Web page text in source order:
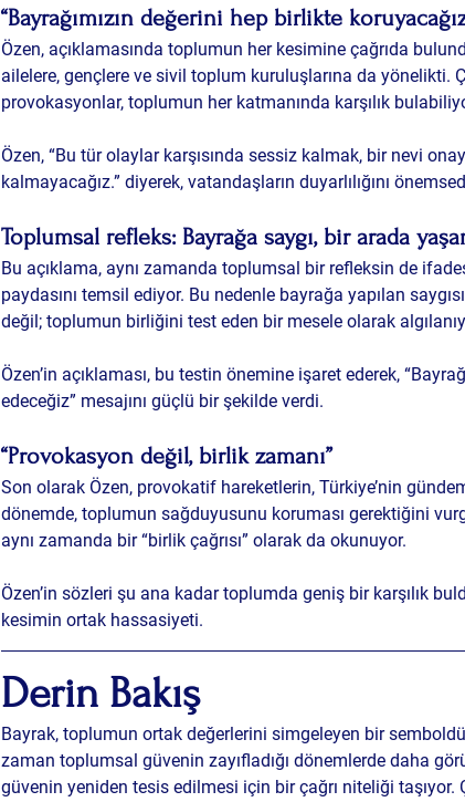
“Bayrağımızın değerini hep birlikte
Özen, açıklamasında toplumun her kesimine çağrıda
ailelere, gençlere ve sivil toplum kuruluşlarına da yönelikti.
provokasyonlar, toplumun her katmanında karşılık
Özen, “Bu tür olaylar karşısında sessiz kalmak, bir nevi
kalmayacağız.” diyerek, vatandaşların duyarlılığını
Toplumsal refleks: Bayrağa saygı, bir arada
Bu açıklama, aynı zamanda toplumsal bir refleksin de
paydasını temsil ediyor. Bu nedenle bayrağa yapılan
değil; toplumun birliğini test eden bir mesele olarak
Özen’in açıklaması, bu testin önemine işaret ederek,
edeceğiz” mesajını güçlü bir şekilde verdi.
“Provokasyon değil, birlik zamanı”
Son olarak Özen, provokatif hareketlerin, Türkiye’nin
dönemde, toplumun sağduyusunu koruması gerektiğini
aynı zamanda bir “birlik çağrısı” olarak da okunuyor.
Özen’in sözleri şu ana kadar toplumda geniş bir karşılık
kesimin ortak hassasiyeti.
Derin Bakış
Bayrak, toplumun ortak değerlerini simgeleyen bir
zaman toplumsal güvenin zayıfladığı dönemlerde daha
güvenin yeniden tesis edilmesi için bir çağrı niteliği